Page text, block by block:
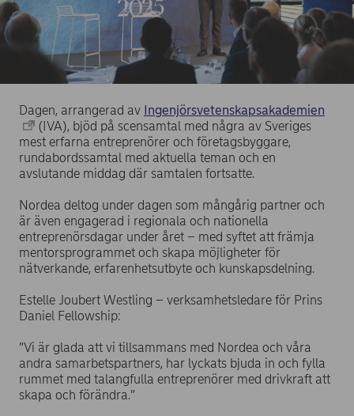
Dagen, arrangerad av Ingenjörsvetenskapsakademien
(IVA), bjöd på scensamtal med några av Sveriges
mest erfarna entreprenörer och företagsbyggare,
rundabordssamtal med aktuella teman och en
avslutande middag där samtalen fortsatte.
Nordea deltog under dagen som mångårig partner och
är även engagerad i regionala och nationella
entreprenörsdagar under året – med syftet att främja
mentorsprogrammet och skapa möjligheter för
nätverkande, erfarenhetsutbyte och kunskapsdelning.
Estelle Joubert Westling – verksamhetsledare för Prins
Daniel Fellowship:
”Vi är glada att vi tillsammans med Nordea och våra
andra samarbetspartners, har lyckats bjuda in och fylla
rummet med talangfulla entreprenörer med drivkraft att
skapa och förändra.”